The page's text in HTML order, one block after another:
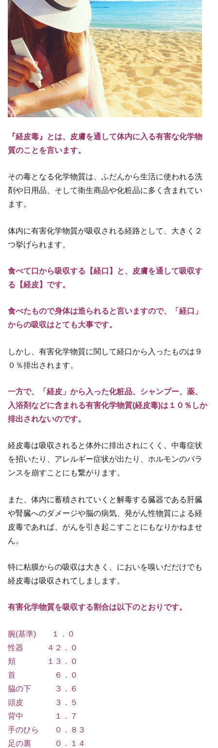
『経皮毒』とは、皮膚を通して体内に入る有害な化学物
質のことを言います。
その毒となる化学物質は、ふだんから生活に使われる洗
剤や日用品、そして衛生商品や化粧品に多く含まれてい
ます。
体内に有害化学物質が吸収される経路として、大きく２
つ挙げられます。
食べて口から吸収する【経口】と、皮膚を通して吸収す
る【経皮】です。
食べたもので身体は造られると言いますので、「経口」
からの吸収はとても大事です。
しかし、有害化学物質に関して経口から入ったものは９
０％排出されます。
一方で、「経皮」から入った化粧品、シャンプー、薬、
入浴剤などに含まれる有害化学物質(経皮毒)は１０％しか
排出されないのです。
経皮毒は吸収されると体外に排出されにくく、中毒症状
を招いたり、アレルギー症状が出たり、ホルモンのバラ
ンスを崩すことにも繋がります。
また、体内に蓄積されていくと解毒する臓器である肝臓
や腎臓へのダメージや脳の病気、発がん性物質による経
皮毒であれば、がんを引き起こすことにもなりかねませ
ん。
特に粘膜からの吸収は大きく、においを嗅いだだけでも
経皮毒は吸収されてしまします。
有害化学物質を吸収する割合は以下のとおりです。
腕(基準) １．０
性器 ４２．０
頬 １３．０
首 ６．０
脇の下 ３．６
頭皮 ３．５
背中 １．７
手のひら ０．８３
足の裏 ０．１４